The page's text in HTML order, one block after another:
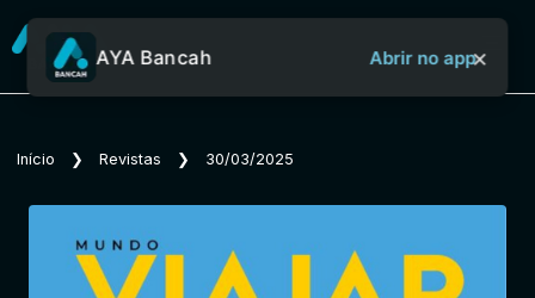
Sobre o Aya Bancah
AYA Bancah Abrir no app×
Início ❯ Revistas ❯ 30/03/2025